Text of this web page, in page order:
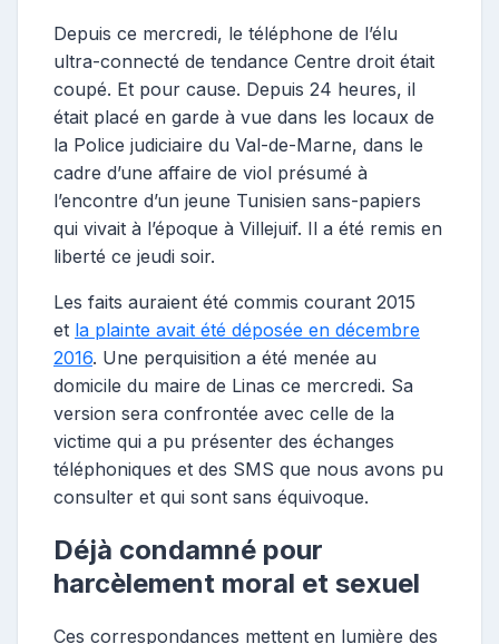
Depuis ce mercredi, le téléphone de l’élu
ultra-connecté de tendance Centre droit était
coupé. Et pour cause. Depuis 24 heures, il
était placé en garde à vue dans les locaux de
la Police judiciaire du Val-de-Marne, dans le
cadre d’une affaire de viol présumé à
l’encontre d’un jeune Tunisien sans-papiers
qui vivait à l’époque à Villejuif. Il a été remis en
liberté ce jeudi soir.
Les faits auraient été commis courant 2015
et la plainte avait été déposée en décembre
2016. Une perquisition a été menée au
domicile du maire de Linas ce mercredi. Sa
version sera confrontée avec celle de la
victime qui a pu présenter des échanges
téléphoniques et des SMS que nous avons pu
consulter et qui sont sans équivoque.
Déjà condamné pour
harcèlement moral et sexuel
Ces correspondances mettent en lumière des